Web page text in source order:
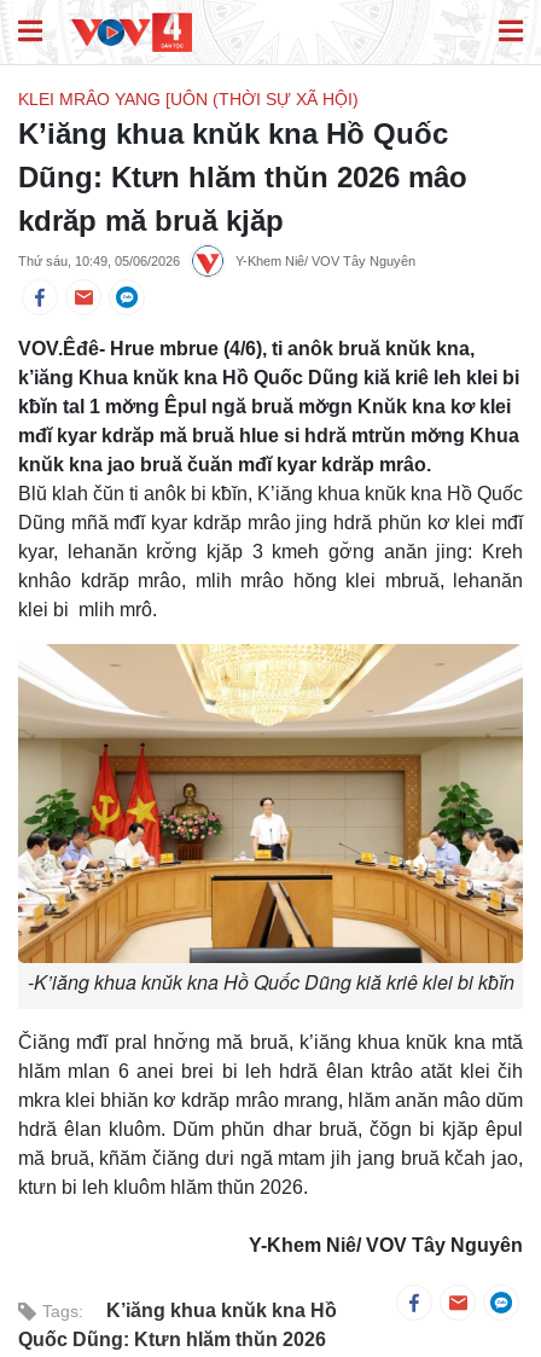
KLEI MRÂO YANG [UÔN (THỜI SỰ XÃ HỘI)
K’iăng khua knŭk kna Hồ Quốc
Dũng: Ktưn hlăm thŭn 2026 mâo
kdrăp mă bruă kjăp
Thứ sáu, 10:49, 05/06/2026 Y-Khem Niê/ VOV Tây Nguyên
VOV.Êđê- Hrue mbrue (4/6), ti anôk bruă knŭk kna,
k’iăng Khua knŭk kna Hồ Quốc Dũng kiă kriê leh klei bi
kƀĭn tal 1 mơ̆ng Êpul ngă bruă mơ̆gn Knŭk kna kơ klei
mđĭ kyar kdrăp mă bruă hlue si hdră mtrŭn mơ̆ng Khua
knŭk kna jao bruă čuăn mđĭ kyar kdrăp mrâo.
Blŭ klah čŭn ti anôk bi kƀĭn, K’iăng khua knŭk kna Hồ Quốc
Dũng mñă mđĭ kyar kdrăp mrâo jing hdră phŭn kơ klei mđĭ
kyar, lehanăn krơ̆ng kjăp 3 kmeh gơ̆ng anăn jing: Kreh
knhâo kdrăp mrâo, mlih mrâo hŏng klei mbruă, lehanăn
klei bi mlih mrô.
-K’iăng khua knŭk kna Hồ Quốc Dũng kiă kriê klei bi kƀĭn
Čiăng mđĭ pral hnơ̆ng mă bruă, k’iăng khua knŭk kna mtă
hlăm mlan 6 anei brei bi leh hdră êlan ktrâo atăt klei čih
mkra klei bhiăn kơ kdrăp mrâo mrang, hlăm anăn mâo dŭm
hdră êlan kluôm. Dŭm phŭn dhar bruă, čŏgn bi kjăp êpul
mă bruă, kñăm čiăng dưi ngă mtam jih jang bruă kčah jao,
ktưn bi leh kluôm hlăm thŭn 2026.
Y-Khem Niê/ VOV Tây Nguyên
Tags:
K’iăng khua knŭk kna Hồ
Quốc Dũng: Ktưn hlăm thŭn 2026